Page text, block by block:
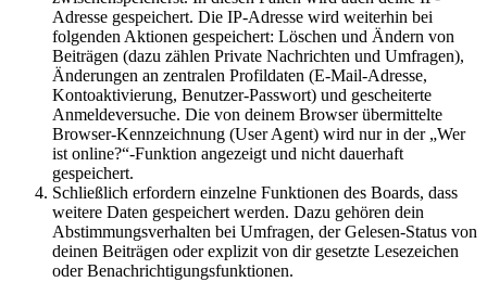
Adresse gespeichert. Die IP-Adresse wird weiterhin bei
folgenden Aktionen gespeichert: Löschen und Ändern von
Beiträgen (dazu zählen Private Nachrichten und Umfragen),
Änderungen an zentralen Profildaten (E-Mail-Adresse,
Kontoaktivierung, Benutzer-Passwort) und gescheiterte
Anmeldeversuche. Die von deinem Browser übermittelte
Browser-Kennzeichnung (User Agent) wird nur in der „Wer
ist online?“-Funktion angezeigt und nicht dauerhaft
gespeichert.
Schließlich erfordern einzelne Funktionen des Boards, dass
weitere Daten gespeichert werden. Dazu gehören dein
Abstimmungsverhalten bei Umfragen, der Gelesen-Status von
deinen Beiträgen oder explizit von dir gesetzte Lesezeichen
oder Benachrichtigungsfunktionen.